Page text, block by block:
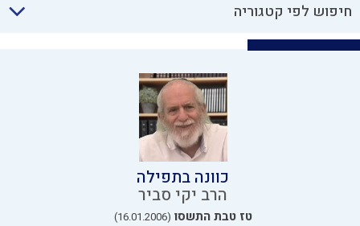
חיפוש לפי קטגוריה
כוונה בתפילה
הרב יקי סביר
טז טבת התשסו (16.01.2006)